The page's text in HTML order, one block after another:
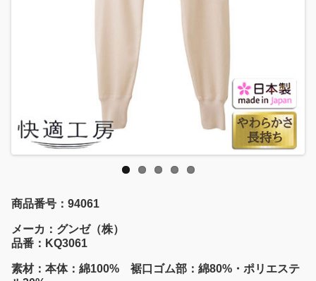
商品番号：94061
メーカ：グンゼ（株）
品番：KQ3061
素材：本体：綿100% 裾口ゴム部：綿80%・ポリエステ